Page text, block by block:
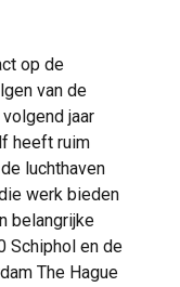
op de
van de
jaar
heeft ruim
luchthaven
werk bieden
belangrijke
Schiphol en de
The Hague